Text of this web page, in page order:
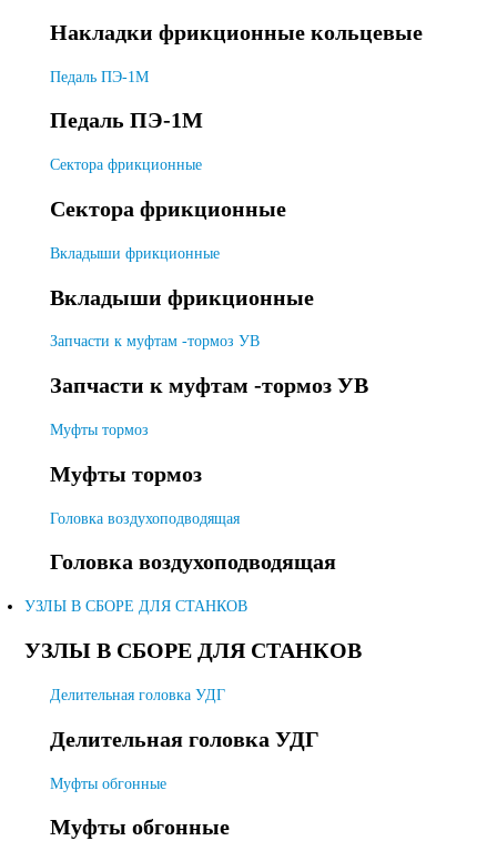
Накладки фрикционные кольцевые
Педаль ПЭ-1М
Педаль ПЭ-1М
Сектора фрикционные
Сектора фрикционные
Вкладыши фрикционные
Вкладыши фрикционные
Запчасти к муфтам -тормоз УВ
Запчасти к муфтам -тормоз УВ
Муфты тормоз
Муфты тормоз
Головка воздухоподводящая
Головка воздухоподводящая
УЗЛЫ В СБОРЕ ДЛЯ СТАНКОВ
УЗЛЫ В СБОРЕ ДЛЯ СТАНКОВ
Делительная головка УДГ
Делительная головка УДГ
Муфты обгонные
Муфты обгонные